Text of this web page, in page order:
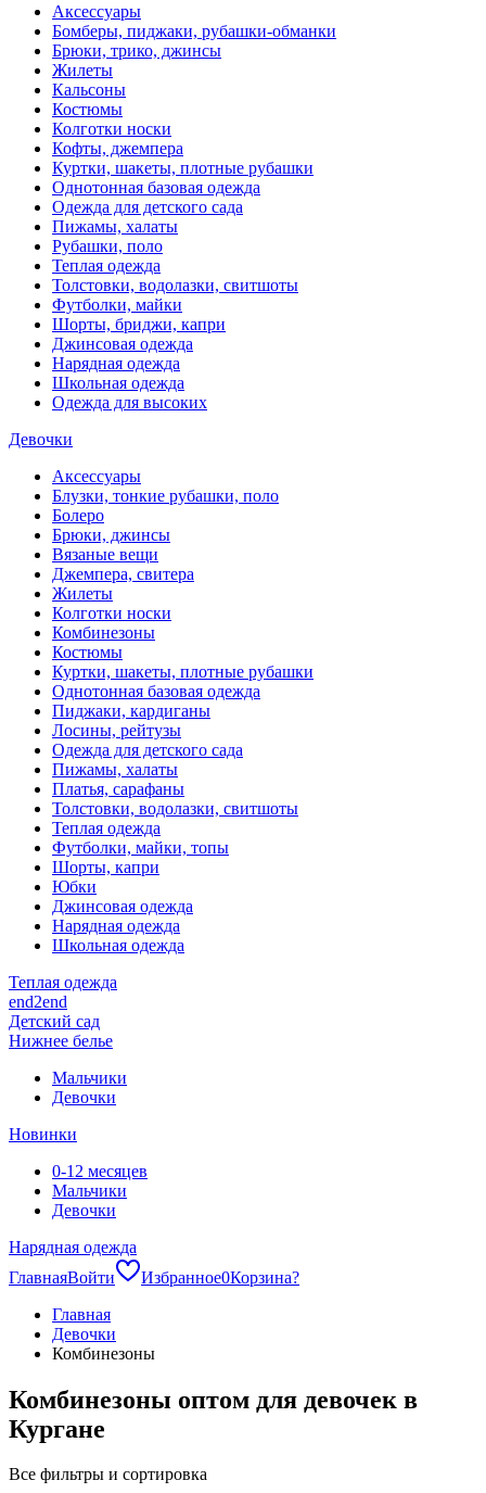
Аксессуары
Бомберы, пиджаки, рубашки-обманки
Брюки, трико, джинсы
Жилеты
Кальсоны
Костюмы
Колготки носки
Кофты, джемпера
Куртки, шакеты, плотные рубашки
Однотонная базовая одежда
Одежда для детского сада
Пижамы, халаты
Рубашки, поло
Теплая одежда
Толстовки, водолазки, свитшоты
Футболки, майки
Шорты, бриджи, капри
Джинсовая одежда
Нарядная одежда
Школьная одежда
Одежда для высоких
Девочки
Аксессуары
Блузки, тонкие рубашки, поло
Болеро
Брюки, джинсы
Вязаные вещи
Джемпера, свитера
Жилеты
Колготки носки
Комбинезоны
Костюмы
Куртки, шакеты, плотные рубашки
Однотонная базовая одежда
Пиджаки, кардиганы
Лосины, рейтузы
Одежда для детского сада
Пижамы, халаты
Платья, сарафаны
Толстовки, водолазки, свитшоты
Теплая одежда
Футболки, майки, топы
Шорты, капри
Юбки
Джинсовая одежда
Нарядная одежда
Школьная одежда
Теплая одежда
end2end
Детский сад
Нижнее белье
Мальчики
Девочки
Новинки
0-12 месяцев
Мальчики
Девочки
Нарядная одежда
ГлавнаяВойти Избранное0Корзина?
Главная
Девочки
Комбинезоны
Комбинезоны оптом для девочек в
Кургане
Все фильтры и сортировка